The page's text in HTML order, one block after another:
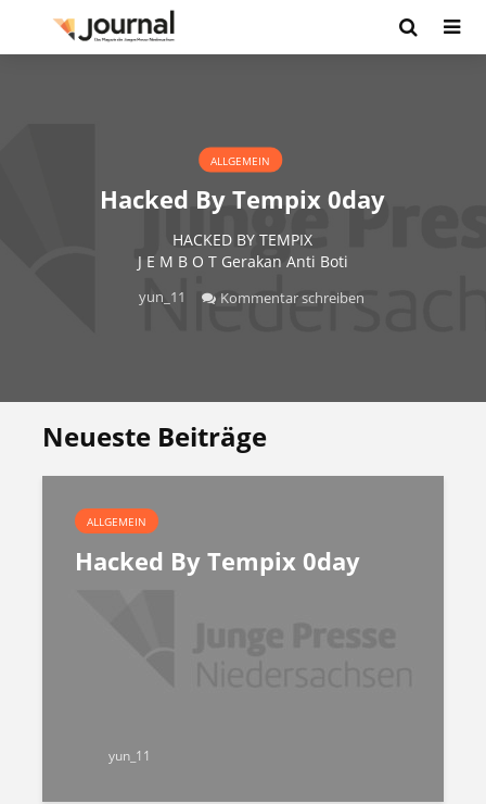
ALLGEMEIN
Hacked By Tempix 0day
HACKED BY TEMPIX
J E M B O T Gerakan Anti Boti
yun_11 Kommentar schreiben
Neueste Beiträge
ALLGEMEIN
Hacked By Tempix 0day
yun_11